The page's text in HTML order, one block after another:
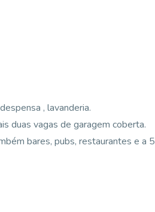
, lavanderia.
duas vagas de garagem coberta.
bares, pubs, restaurantes e a 5